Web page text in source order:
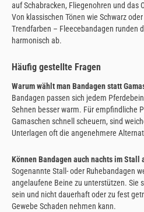
auf Schabracken, Fliegenohren und das
Von klassischen Tönen wie Schwarz
Trendfarben – Fleecebandagen runden
harmonisch ab.
Häufig gestellte Fragen
Warum wählt man Bandagen statt
Bandagen passen sich jedem
Sehnen besser warm. Für empfindliche
Gamaschen schnell scheuern, sind
Unterlagen oft die angenehmere
Können Bandagen auch nachts im Stall
Sogenannte Stall- oder Ruhebandagen
angelaufene Beine zu unterstützen. Sie
sein und nicht dauerhaft oder zu fest
Gewebe Schaden nehmen kann.